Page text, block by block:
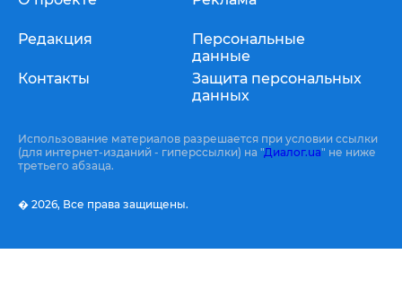
Редакция
Контакты
Персональные
данные
Защита персональных
данных
Использование материалов разрешается при условии ссылки
(для интернет-изданий - гиперссылки) на "Диалог.ua" не ниже
третьего абзаца.
� 2026, Все права защищены.